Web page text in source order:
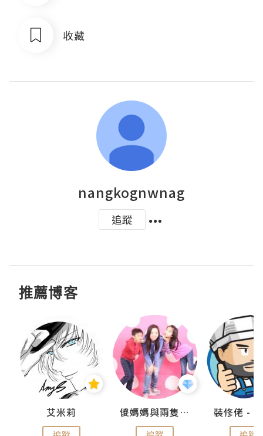
收藏
nangkognwnag
追蹤
推薦博客
艾米莉 儍媽媽與兩隻小魔怪之家